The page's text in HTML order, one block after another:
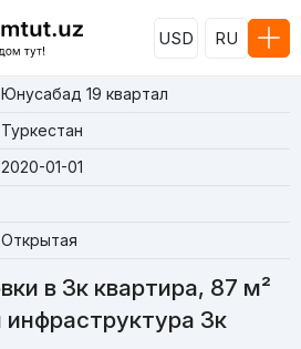
USD RU
Юнусабад 19 квартал
Туркестан
2020-01-01
Открытая
в 3к квартира, 87 м²
3к